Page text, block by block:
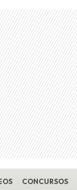
CONCURSOS